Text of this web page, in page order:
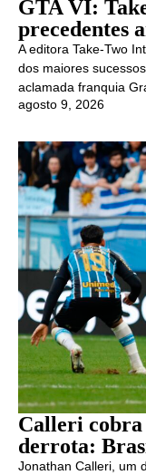
GTA VI:
precedentes
A editora Take-Two
dos maiores
aclamada franquia
agosto 9, 2026
Calleri cobra
derrota:
Jonathan Calleri, um